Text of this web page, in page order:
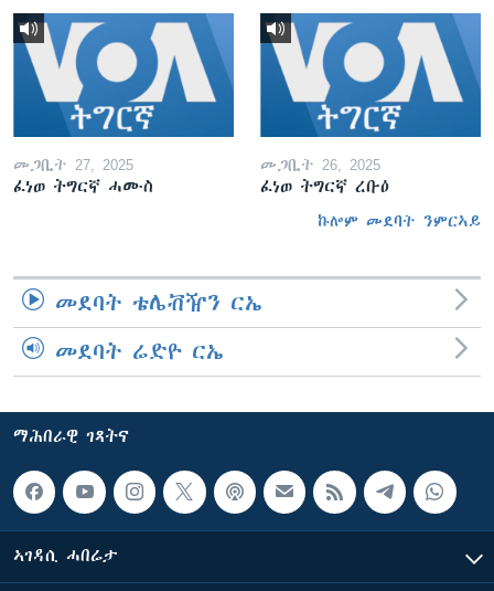
መጋቢት 27, 2025
ፈነወ ትግርኛ ሓሙስ
መጋቢት 26, 2025
ፈነወ ትግርኛ ረቡዕ
ኩሎም መደባት ንምርኣይ
መደባት ቴሌቭዥን ርኤ
መደባት ሬድዮ ርኤ
ማሕበራዊ ገጻትና
ኣገዳሲ ሓበሬታ